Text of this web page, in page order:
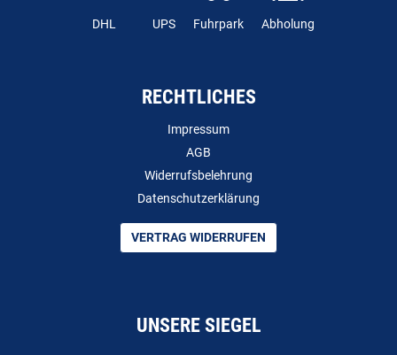
DHL UPS Fuhrpark Abholung
RECHTLICHES
Impressum
AGB
Widerrufsbelehrung
Datenschutzerklärung
VERTRAG WIDERRUFEN
UNSERE SIEGEL